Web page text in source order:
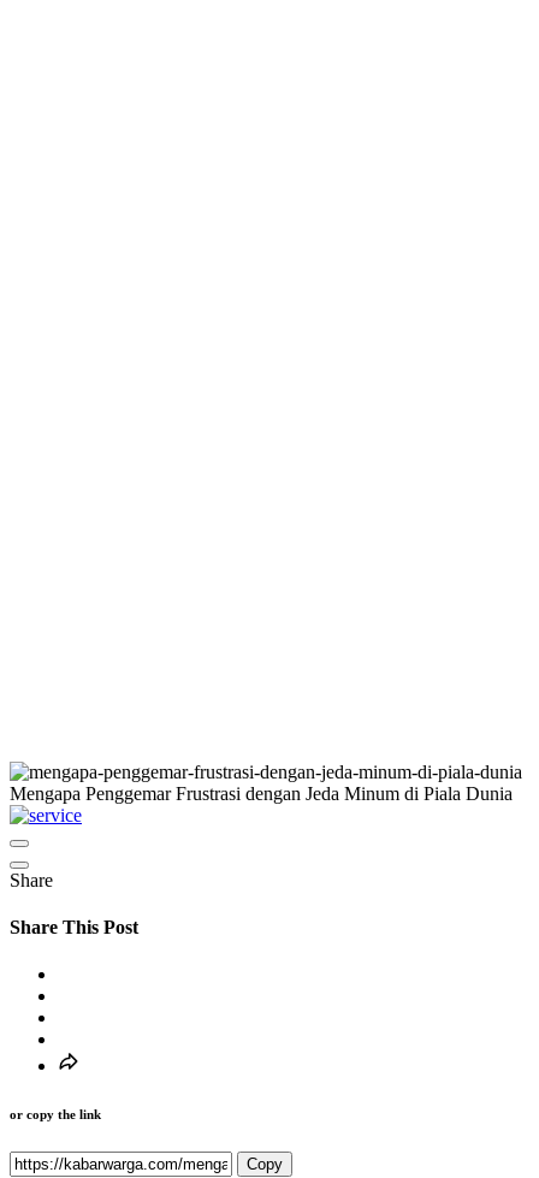
Mengapa Penggemar Frustrasi dengan Jeda Minum di Piala Dunia
Share
Share This Post
or copy the link
Copy